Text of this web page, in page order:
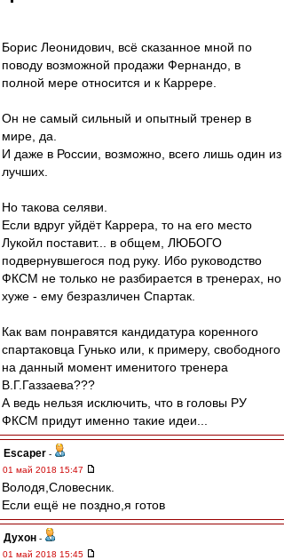
Борис Леонидович, всё сказанное мной по
поводу возможной продажи Фернандо, в
полной мере относится и к Каррере.
Он не самый сильный и опытный тренер в
мире, да.
И даже в России, возможно, всего лишь один из
лучших.
Но такова селяви.
Если вдруг уйдёт Каррера, то на его место
Лукойл поставит... в общем, ЛЮБОГО
подвернувшегося под руку. Ибо руководство
ФКСМ не только не разбирается в тренерах, но
хуже - ему безразличен Спартак.
Как вам понравятся кандидатура коренного
спартаковца Гунько или, к примеру, свободного
на данный момент именитого тренера
В.Г.Газзаева???
А ведь нельзя исключить, что в головы РУ
ФКСМ придут именно такие идеи...
Escaper -
01 май 2018 15:47
Володя,Словесник.
Если ещё не поздно,я готов
Духон -
01 май 2018 15:45